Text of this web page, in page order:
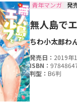
青年マンガ 発
無人島で
ちわ小太郎わ
発売日： 2019年
ISBN：
判型： B6判